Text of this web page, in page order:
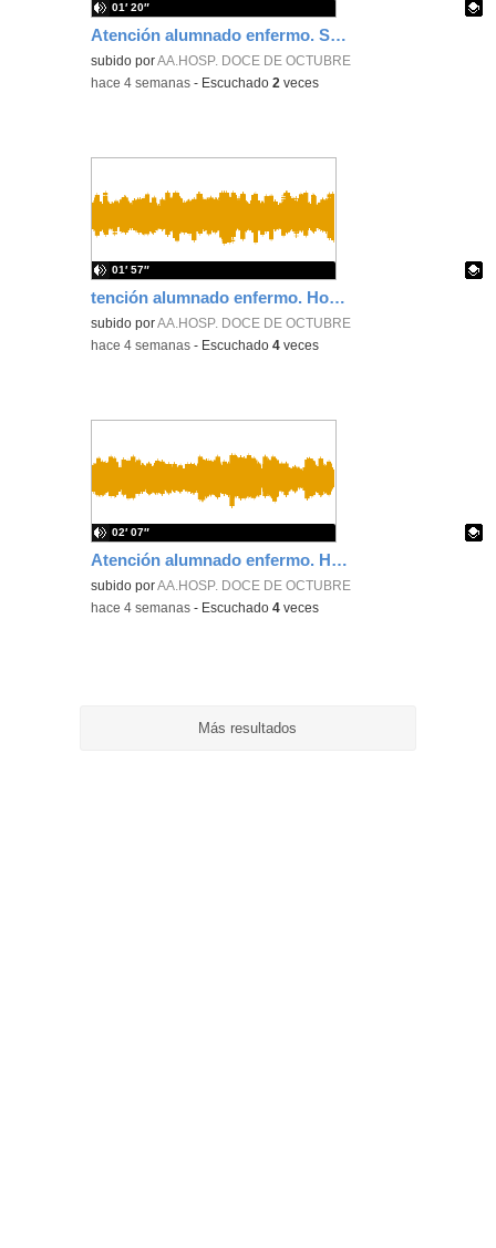
Atención alumnado enfermo. SAED secundaria. Charo Villamariz Cid.
Contenido educativo.
subido porAA.HOSP. DOCE DE OCTUBRE
01′ 20″
-hace 4 semanas - Escuchado2 veces
tención alumnado enfermo. Hospitalización Psiquiátrica. María del Carmen Sanz Segura
Contenido educativo.
subido porAA.HOSP. DOCE DE OCTUBRE
01′ 57″
-hace 4 semanas - Escuchado4 veces
Atención alumnado enfermo. Hospitalización Psiquiátrica. Miguel Ángel Baena Recio
Contenido educativo.
subido porAA.HOSP. DOCE DE OCTUBRE
02′ 07″
-hace 4 semanas - Escuchado4 veces
Más resultados